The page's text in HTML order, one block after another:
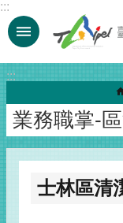
跳到主要內容區塊
:::
:::
業務職掌-
士林區清